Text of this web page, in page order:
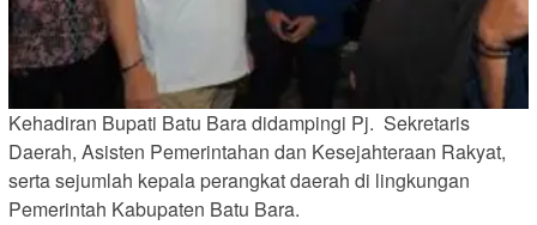
Kehadiran Bupati Batu Bara didampingi Pj. Sekretaris
Daerah, Asisten Pemerintahan dan Kesejahteraan Rakyat,
serta sejumlah kepala perangkat daerah di lingkungan
Pemerintah Kabupaten Batu Bara.